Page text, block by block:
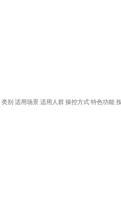
类别 适用场景 适用人群 操控方式 特色功能